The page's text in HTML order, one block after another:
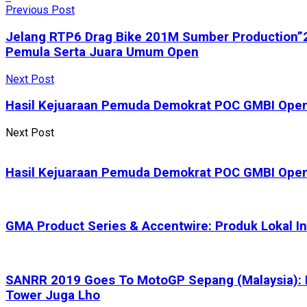
Previous Post
Jelang RTP6 Drag Bike 201M Sumber
Pemula Serta Juara Umum Open
Next Post
Hasil Kejuaraan Pemuda Demokrat POC GMBI
Next Post
Hasil Kejuaraan Pemuda Demokrat POC GMBI
GMA Product Series & Accentwire: Produk Lokal
SANRR 2019 Goes To MotoGP Sepang
Tower Juga Lho